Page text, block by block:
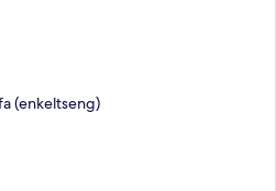
(enkeltseng)